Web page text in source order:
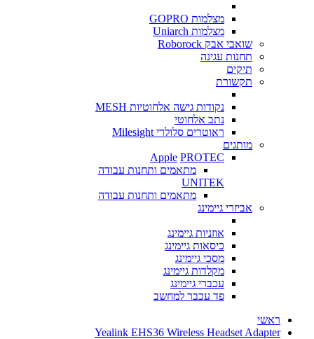
מצלמות GOPRO
מצלמות Uniarch
שואבי אבק Roborock
תחנות עגינה
תיקים
תקשורת
נקודות גישה אלחוטיות MESH
נתב אלחוטי
ראוטרים סלולרי Milesight
מותגים
Apple PROTEC
מתאמים ותחנות עבודה
UNITEK
מתאמים ותחנות עבודה
אביזרי גיימינג
אוזניות גיימינג
כיסאות גיימינג
מסכי גיימינג
מקלדות גיימינג
עכברי גיימינג
פד עכבר למחשב
ראשי
Yealink EHS36 Wireless Headset Adapter